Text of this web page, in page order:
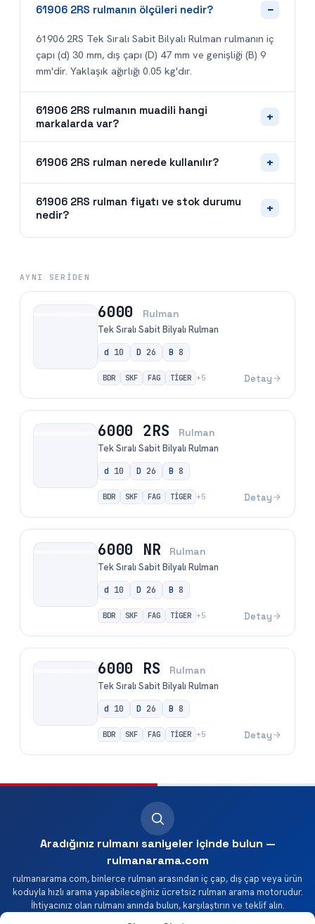
61906 2RS rulmanın ölçüleri nedir? −
61906 2RS Tek Sıralı Sabit Bilyalı Rulman rulmanın iç
çapı (d) 30 mm, dış çapı (D) 47 mm ve genişliği (B) 9
mm'dir. Yaklaşık ağırlığı 0.05 kg'dır.
61906 2RS rulmanın muadili hangi
markalarda var?
+
61906 2RS rulman nerede kullanılır? +
61906 2RS rulman fiyatı ve stok durumu
nedir?
+
AYNI SERIDEN
6000 Rulman
Tek Sıralı Sabit Bilyalı Rulman
d 10 D 26 B 8
BDR SKF FAG TİGER +5 Detay
6000 2RS Rulman
Tek Sıralı Sabit Bilyalı Rulman
d 10 D 26 B 8
BDR SKF FAG TİGER +5 Detay
6000 NR Rulman
Tek Sıralı Sabit Bilyalı Rulman
d 10 D 26 B 8
BDR SKF FAG TİGER +5 Detay
6000 RS Rulman
Tek Sıralı Sabit Bilyalı Rulman
d 10 D 26 B 8
BDR SKF FAG TİGER +5 Detay
Aradığınız rulmanı saniyeler içinde bulun —
rulmanarama.com
rulmanarama.com, binlerce rulman arasından iç çap, dış çap veya ürün
koduyla hızlı arama yapabileceğiniz ücretsiz rulman arama motorudur.
İhtiyacınız olan rulmanı anında bulun, karşılaştırın ve teklif alın.